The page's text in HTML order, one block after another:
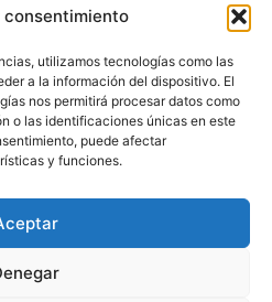
consentimiento
utilizamos tecnologías como las
a la información del dispositivo. El
nos permitirá procesar datos como
o las identificaciones únicas en este
puede afectar
y funciones.